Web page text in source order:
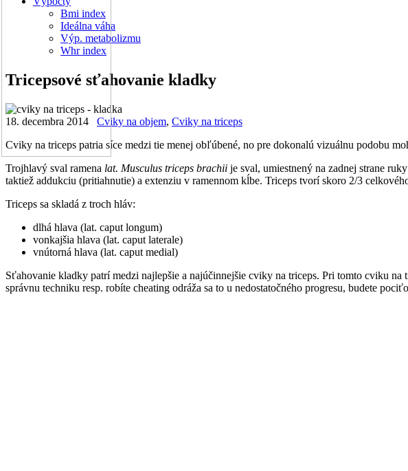
Bmi index
Ideálna váha
Výp. metabolizmu
Whr index
Tricepsové sťahovanie kladky
18. decembra 2014 Cviky na objem, Cviky na triceps
Cviky na triceps patria síce medzi tie menej obľúbené, no pre dokonalú vizuálnu podobu
Trojhlavý sval ramena lat. Musculus triceps brachii je sval, umiestnený na zadnej strane
taktiež addukciu (pritiahnutie) a extenziu v ramennom kĺbe. Triceps tvorí skoro 2/3
Triceps sa skladá z troch hláv:
dlhá hlava (lat. caput longum)
vonkajšia hlava (lat. caput laterale)
vnútorná hlava (lat. caput medial)
Sťahovanie kladky patrí medzi najlepšie a najúčinnejšie cviky na triceps. Pri tomto cviku
správnu techniku resp. robíte cheating odráža sa to u nedostatočného progresu, budete